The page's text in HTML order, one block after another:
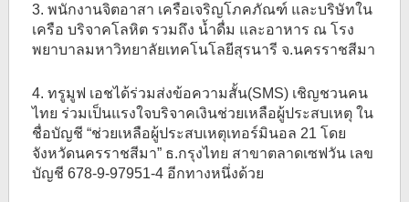
3. พนักงานจิตอาสา เครือเจริญโภคภัณฑ์ และบริษัทใน
เครือ บริจาคโลหิต รวมถึง น้ำดื่ม และอาหาร ณ โรง
พยาบาลมหาวิทยาลัยเทคโนโลยีสุรนารี จ.นครราชสีมา
4. ทรูมูฟ เอชได้ร่วมส่งข้อความสั้น(SMS) เชิญชวนคน
ไทย ร่วมเป็นแรงใจบริจาคเงินช่วยเหลือผู้ประสบเหตุ ใน
ชื่อบัญชี “ช่วยเหลือผู้ประสบเหตุเทอร์มินอล 21 โดย
จังหวัดนครราชสีมา” ธ.กรุงไทย สาขาตลาดเซฟวัน เลข
บัญชี 678-9-97951-4 อีกทางหนึ่งด้วย